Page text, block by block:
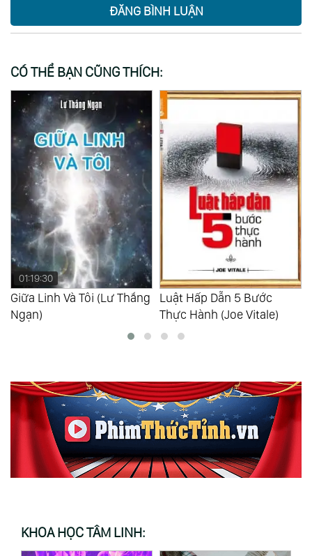
ĐĂNG BÌNH LUẬN
CÓ THỂ BẠN CŨNG THÍCH:
01:19:30
Giữa Linh Và Tôi (Lư Thắng
Ngạn)
Luật Hấp Dẫn 5 Bước
Thực Hành (Joe Vitale)
KHOA HỌC TÂM LINH: